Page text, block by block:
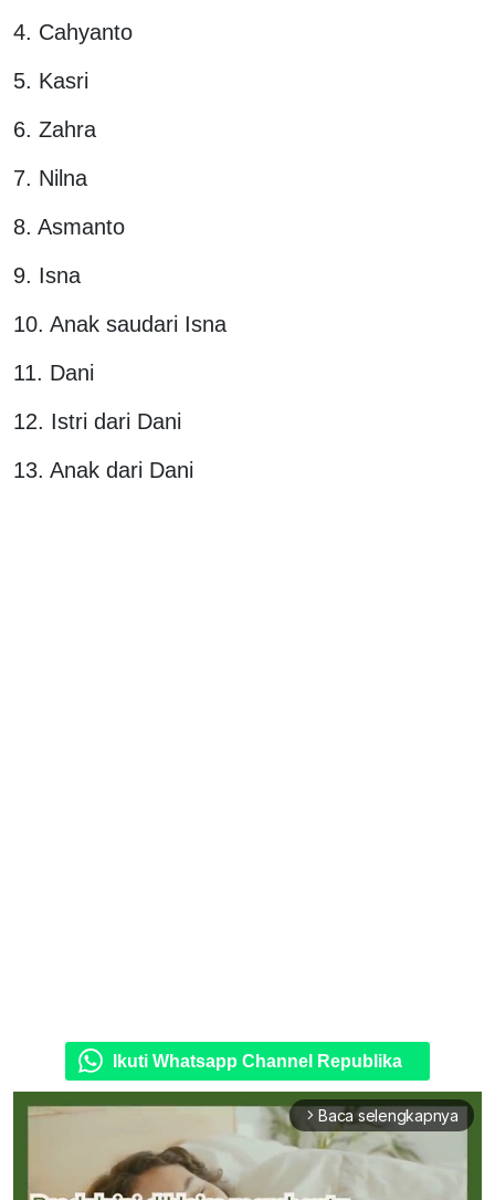
4. Cahyanto
5. Kasri
6. Zahra
7. Nilna
8. Asmanto
9. Isna
10. Anak saudari Isna
11. Dani
12. Istri dari Dani
13. Anak dari Dani
Ikuti Whatsapp Channel Republika
arrow_forward_ios Baca selengkapnya